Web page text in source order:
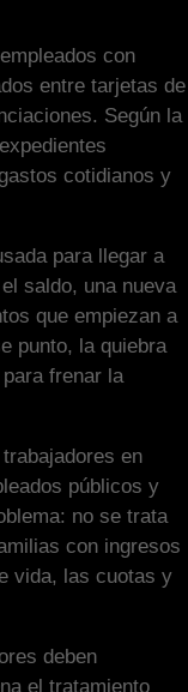
con
entre tarjetas de
Según la
cotidianos y
para llegar a
saldo, una nueva
que empiezan a
punto, la quiebra
frenar la
en
públicos y
no se trata
con ingresos
vida, las cuotas y
deben
el tratamiento